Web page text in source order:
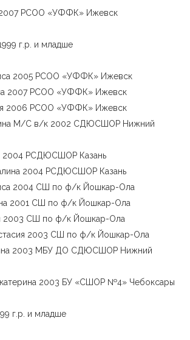
РСОО «УФФК» Ижевск
г.р. и младше
2005 РСОО «УФФК» Ижевск
2007 РСОО «УФФК» Ижевск
2006 РСОО «УФФК» Ижевск
М/С в/к 2002 СДЮСШОР Нижний
2004 РСДЮСШОР Казань
2004 РСДЮСШОР Казань
2004 СШ по ф/к Йошкар-Ола
2001 СШ по ф/к Йошкар-Ола
2003 СШ по ф/к Йошкар-Ола
2003 СШ по ф/к Йошкар-Ола
2003 МБУ ДО СДЮСШОР Нижний
2003 БУ «СШОР №4» Чебоксары
г.р. и младше